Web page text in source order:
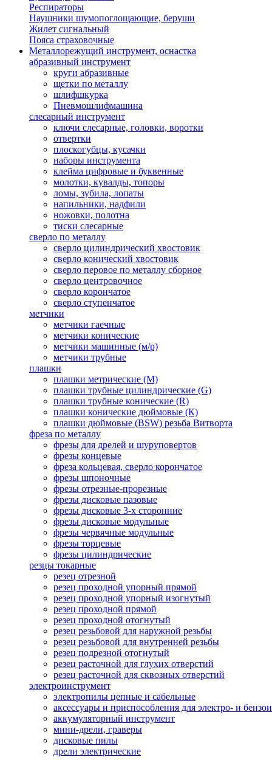
Респираторы
Наушники шумопоглощающие, беруши
Жилет сигнальный
Пояса страховочные
Металлорежущий инструмент, оснастка
абразивный инструмент
круги абразивные
щетки по металлу
шлифшкурка
Пневмошлифмашина
слесарный инструмент
ключи слесарные, головки, воротки
отвертки
плоскогубцы, кусачки
наборы инструмента
клейма цифровые и буквенные
молотки, кувалды, топоры
ломы, зубила, лопаты
напильники, надфили
ножовки, полотна
тиски слесарные
сверло по металлу
сверло цилиндрический хвостовик
сверло конический хвостовик
сверло перовое по металлу сборное
сверло центровочное
сверло корончатое
сверло ступенчатое
метчики
метчики гаечные
метчики конические
метчики машинные (м/р)
метчики трубные
плашки
плашки метрические (М)
плашки трубные цилиндрические (G)
плашки трубные конические (R)
плашки конические дюймовые (К)
плашки дюймовые (BSW) резьба Витворта
фреза по металлу
фрезы для дрелей и шуруповертов
фрезы концевые
фреза кольцевая, сверло корончатое
фрезы шпоночные
фрезы отрезные-прорезные
фрезы дисковые пазовые
фрезы дисковые 3-х сторонние
фрезы дисковые модульные
фрезы червячные модульные
фрезы торцевые
фрезы цилиндрические
резцы токарные
резец отрезной
резец проходной упорный прямой
резец проходной упорный изогнутый
резец проходной прямой
резец проходной отогнутый
резец резьбовой для наружной резьбы
резец резьбовой для внутренней резьбы
резец подрезной отогнутый
резец расточной для глухих отверстий
резец расточной для сквозных отверстий
электроинструмент
электропилы цепные и сабельные
аксессуары и приспособления для электро- и
аккумуляторный инструмент
мини-дрели, граверы
дисковые пилы
дрели электрические